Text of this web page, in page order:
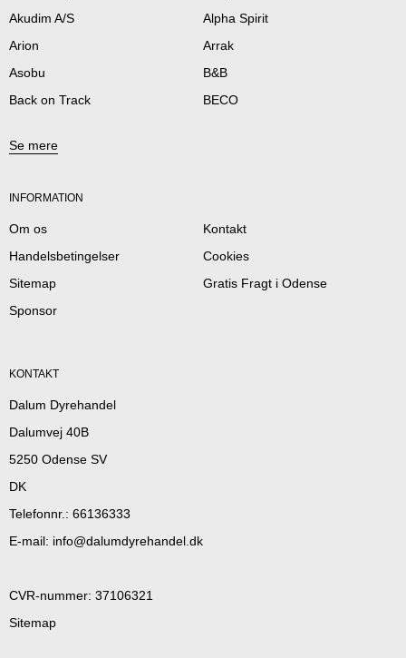
Akudim A/S
Alpha Spirit
Arion
Arrak
Asobu
B&B
Back on Track
BECO
Se mere
INFORMATION
Om os
Kontakt
Handelsbetingelser
Cookies
Sitemap
Gratis Fragt i Odense
Sponsor
KONTAKT
Dalum Dyrehandel
Dalumvej 40B
5250 Odense SV
DK
Telefonnr. : 66136333
E-mail: info@dalumdyrehandel.dk
CVR-nummer: 37106321
Sitemap